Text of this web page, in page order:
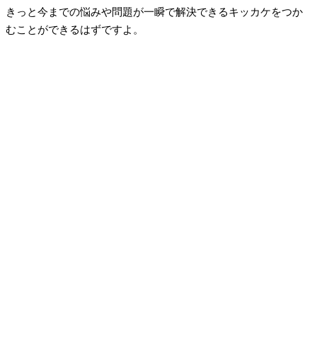
きっと今までの悩みや問題が一瞬で解決できるキッカケをつか
むことができるはずですよ。